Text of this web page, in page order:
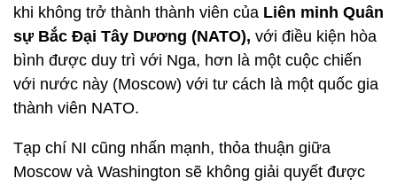
khi không trở thành thành viên của Liên minh Quân
sự Bắc Đại Tây Dương (NATO), với điều kiện hòa
bình được duy trì với Nga, hơn là một cuộc chiến
với nước này (Moscow) với tư cách là một quốc gia
thành viên NATO.
Tạp chí NI cũng nhấn mạnh, thỏa thuận giữa
Moscow và Washington sẽ không giải quyết được